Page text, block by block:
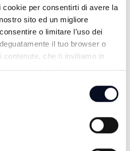
per consentirti di avere la
sito ed un migliore
o limitare l’uso dei
il tuo browser o
contenute, che ti invitiamo in
informazioni in materia
IN RIVIERA -
A FORLI' -